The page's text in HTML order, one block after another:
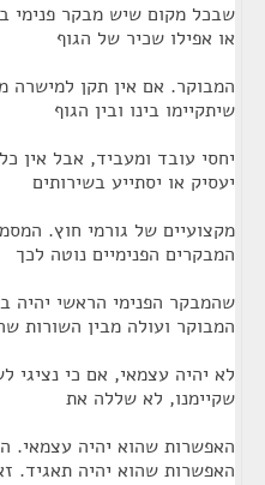
שבכל מקום שיש מבקר פנימי
או אפילו שכיר של הגוף
המבוקר. אם אין תקן למישרה
שיתקיימו בינו ובין הגוף
יחסי עובד ומעביד, אבל אין
יעסיק או יסתייע בשירותים
מקצועיים של גורמי חוץ.
המבקרים הפנימיים נוטה לכך
שהמבקר הפנימי הראשי יהיה
המבוקר ועולה מבין השורות
לא יהיה עצמאי, אם כי נציגי
שקיימנו, לא שללה את
האפשרות שהוא יהיה עצמאי.
האפשרות שהוא יהיה תאגיד.